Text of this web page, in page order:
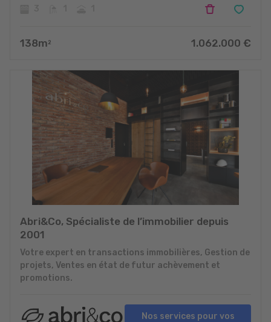
138m 2 1.062.000 €
Abri&Co, Spécialiste de l’immobilier depuis
2001
Votre expert en transactions immobilières, Gestion de
projets, Ventes en état de futur achèvement et
promotions.
Nos services pour vos